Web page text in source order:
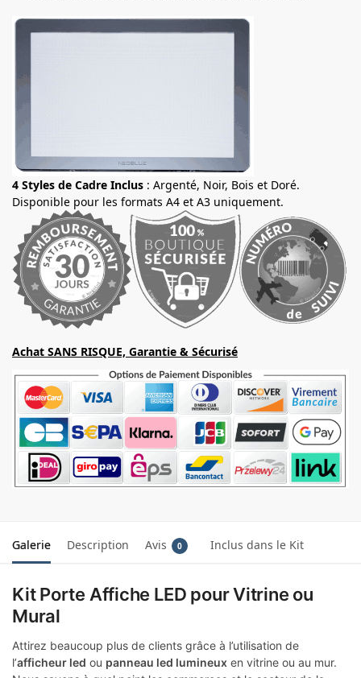
4 Styles de Cadre Inclus : Argenté, Noir, Bois et Doré.
Disponible pour les formats A4 et A3 uniquement.
Achat SANS RISQUE, Garantie & Sécurisé
Galerie Description Avis 0 Inclus dans le Kit
Kit Porte Affiche LED pour Vitrine ou
Mural
Attirez beaucoup plus de clients grâce à l’utilisation de
l’afficheur led ou panneau led lumineux en vitrine ou au mur.